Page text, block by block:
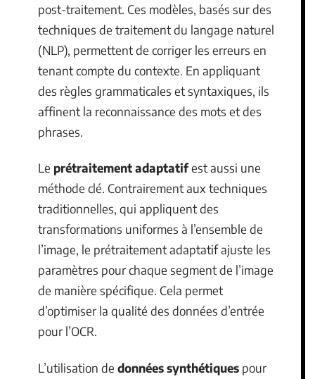
post-traitement. Ces modèles, basés sur des
techniques de traitement du langage naturel
(NLP), permettent de corriger les erreurs en
tenant compte du contexte. En appliquant
des règles grammaticales et syntaxiques, ils
affinent la reconnaissance des mots et des
phrases.
Le prétraitement adaptatifest aussi une
méthode clé. Contrairement aux techniques
traditionnelles, qui appliquent des
transformations uniformes à l’ensemble de
l’image, le prétraitement adaptatif ajuste les
paramètres pour chaque segment de l’image
de manière spécifique. Cela permet
d’optimiser la qualité des données d’entrée
pour l’OCR.
L’utilisation de données synthétiques pour